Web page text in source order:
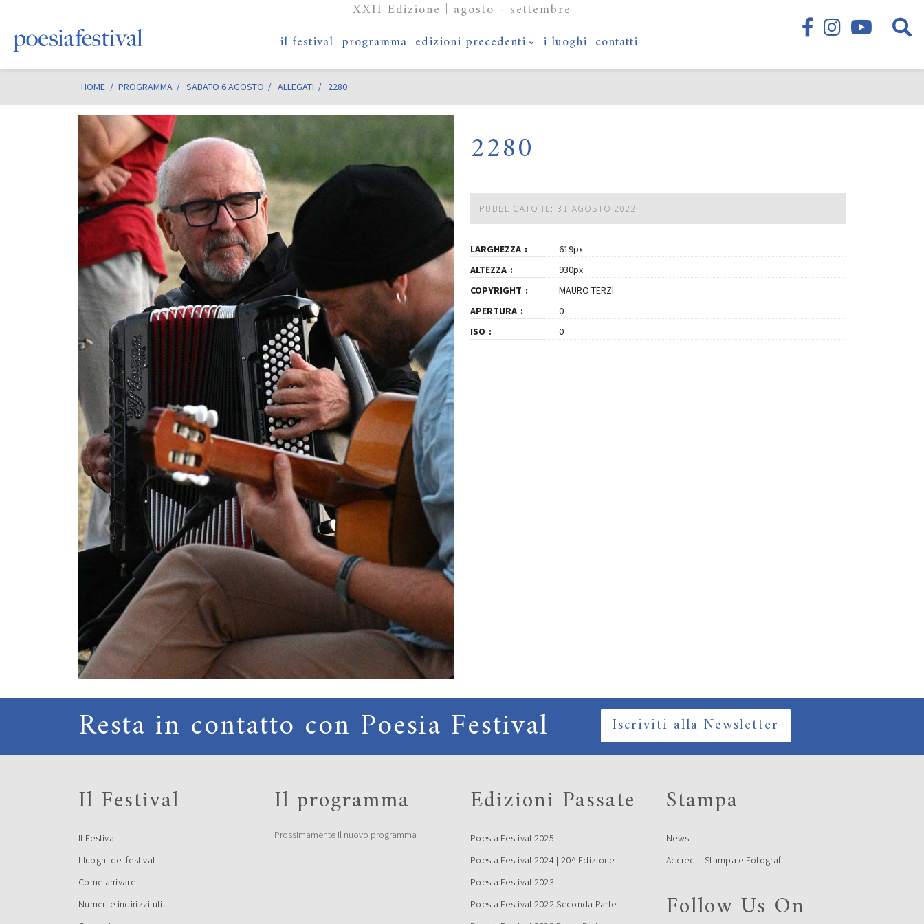
XXII Edizione | agosto - settembre
il festival programma edizioni precedenti i luoghi contatti
HOME / PROGRAMMA SABATO 6 AGOSTO ALLEGATI 2280
2280
PUBBLICATO IL: 31 AGOSTO 2022
LARGHEZZA
619px
ALTEZZA
930px
COPYRIGHT
MAURO TERZI
APERTURA
0
ISO
0
Resta in contatto con Poesia Festival Iscriviti alla Newsletter
Il Festival
Il Festival
I luoghi del festival
Come arrivare
Numeri e indirizzi utili
Il programma
Prossimamente il nuovo programma
Edizioni Passate
Poesia Festival 2025
Poesia Festival 2024 | 20^ Edizione
Poesia Festival 2023
Poesia Festival 2022 Seconda Parte
Stampa
News
Accrediti Stampa e Fotografi
Follow Us On